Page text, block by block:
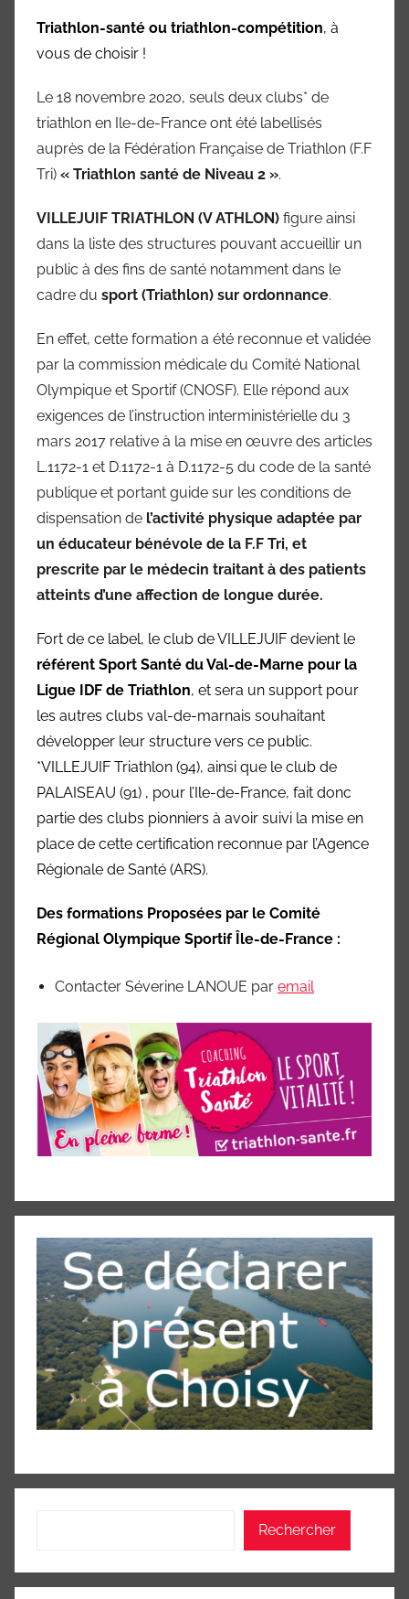
Triathlon-santé ou triathlon-compétition, à
vous de choisir !
Le 18 novembre 2020, seuls deux clubs* de
triathlon en Ile-de-France ont été labellisés
auprès de la Fédération Française de Triathlon (F.F
Tri) « Triathlon santé de Niveau 2 ».
VILLEJUIF TRIATHLON (V ATHLON) figure ainsi
dans la liste des structures pouvant accueillir un
public à des fins de santé notamment dans le
cadre du sport (Triathlon) sur ordonnance.
En effet, cette formation a été reconnue et validée
par la commission médicale du Comité National
Olympique et Sportif (CNOSF). Elle répond aux
exigences de l’instruction interministérielle du 3
mars 2017 relative à la mise en œuvre des articles
L.1172-1 et D.1172-1 à D.1172-5 du code de la santé
publique et portant guide sur les conditions de
dispensation de l’activité physique adaptée par
un éducateur bénévole de la F.F Tri, et
prescrite par le médecin traitant à des patients
atteints d’une affection de longue durée.
Fort de ce label, le club de VILLEJUIF devient le
référent Sport Santé du Val-de-Marne pour la
Ligue IDF de Triathlon, et sera un support pour
les autres clubs val-de-marnais souhaitant
développer leur structure vers ce public.
*VILLEJUIF Triathlon (94), ainsi que le club de
PALAISEAU (91) , pour l’Ile-de-France, fait donc
partie des clubs pionniers à avoir suivi la mise en
place de cette certification reconnue par l’Agence
Régionale de Santé (ARS).
Des formations Proposées par le Comité
Régional Olympique Sportif Île-de-France :
Contacter Séverine LANOUE par email
Rechercher